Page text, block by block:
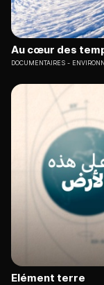
Au cœur des
DOCUMENTAIRES
Elément terre